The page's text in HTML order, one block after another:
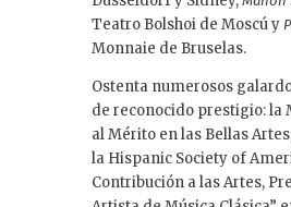
Teatro Bolshoi de Moscú y
Monnaie de Bruselas.
Ostenta numerosos
de reconocido prestigio: la
al Mérito en las Bellas
la Hispanic Society of
Contribución a las Artes,